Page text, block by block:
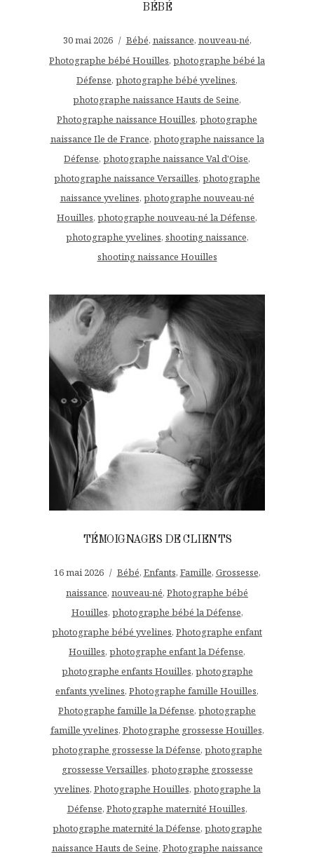
BÉBÉ
30 mai 2026 Bébé, naissance, nouveau-né,
Photographe bébé Houilles, photographe bébé la
Défense, photographe bébé yvelines,
photographe naissance Hauts de Seine,
Photographe naissance Houilles, photographe
naissance Ile de France, photographe naissance la
Défense, photographe naissance Val d'Oise,
photographe naissance Versailles, photographe
naissance yvelines, photographe nouveau-né
Houilles, photographe nouveau-né la Défense,
photographe yvelines, shooting naissance,
shooting naissance Houilles
TÉMOIGNAGES DE CLIENTS
16 mai 2026 Bébé, Enfants, Famille, Grossesse,
naissance, nouveau-né, Photographe bébé
Houilles, photographe bébé la Défense,
photographe bébé yvelines, Photographe enfant
Houilles, photographe enfant la Défense,
photographe enfants Houilles, photographe
enfants yvelines, Photographe famille Houilles,
Photographe famille la Défense, photographe
famille yvelines, Photographe grossesse Houilles,
photographe grossesse la Défense, photographe
grossesse Versailles, photographe grossesse
yvelines, Photographe Houilles, photographe la
Défense, Photographe maternité Houilles,
photographe maternité la Défense, photographe
naissance Hauts de Seine, Photographe naissance